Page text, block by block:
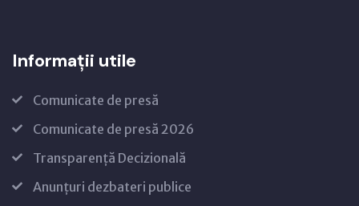
Informații utile
Comunicate de presă
Comunicate de presă 2026
Transparență Decizională
Anunțuri dezbateri publice